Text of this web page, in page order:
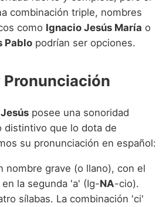
combinación triple, nombres
como Ignacio Jesús María o
Pablo podrían ser opciones.
Pronunciación
posee una sonoridad
distintivo que lo dota de
su pronunciación en español:
nombre grave (o llano), con el
la segunda 'a' (Ig-NA-cio).
sílabas. La combinación 'ci'